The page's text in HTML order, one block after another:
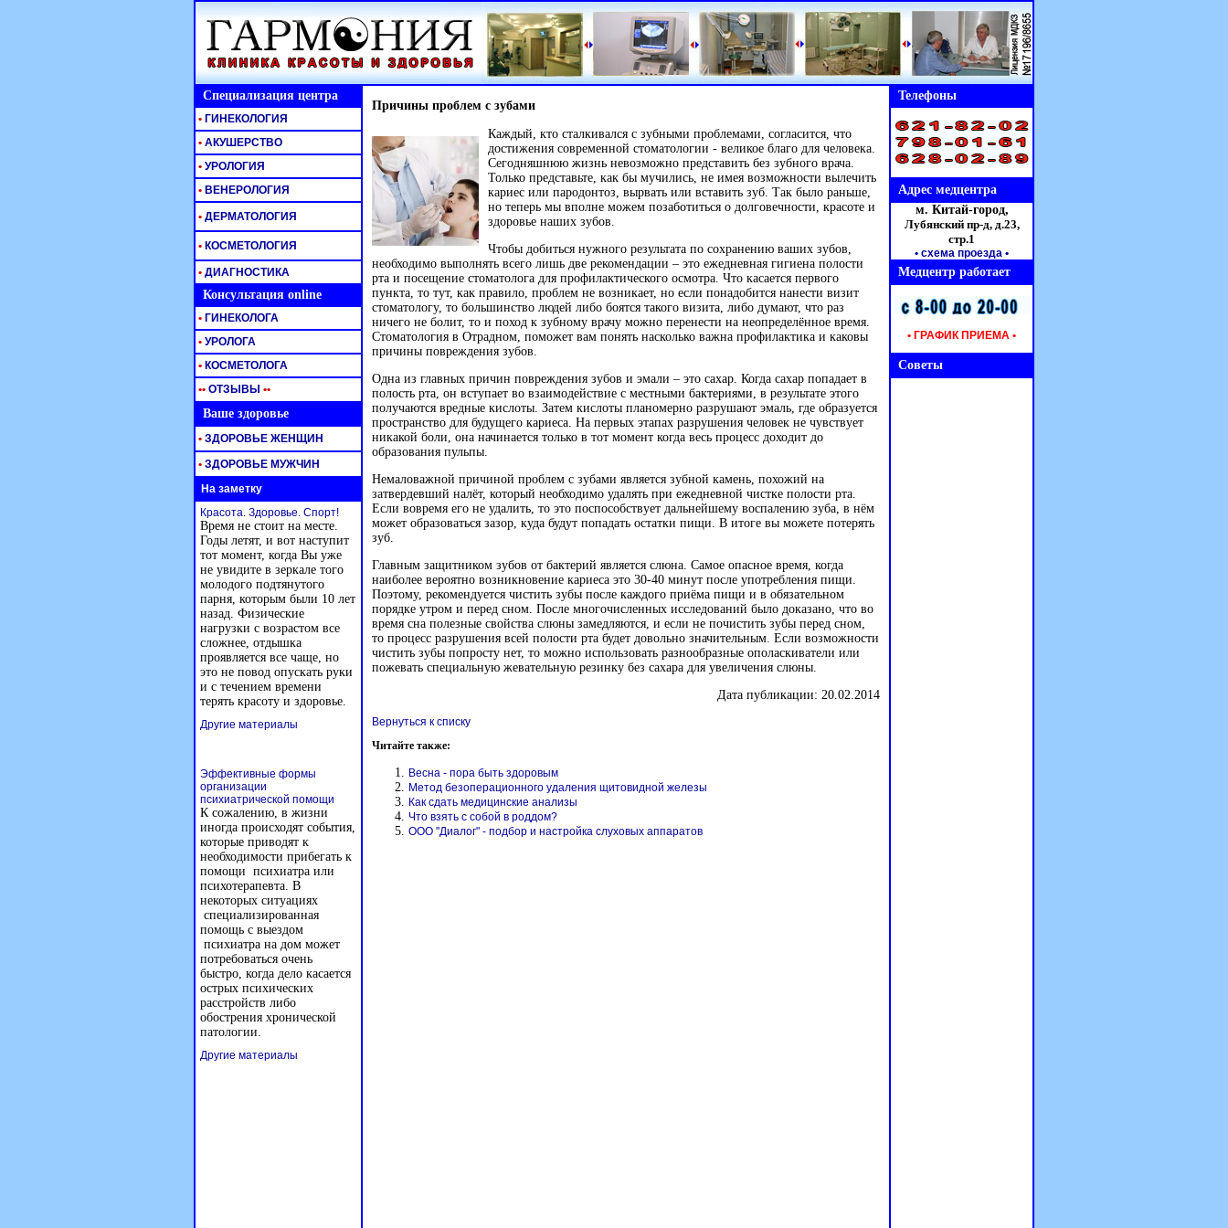
Специализация центра Причины проблем с зубами
Каждый, кто сталкивался с зубными проблемами, согласится, что
достижения современной стоматологии - великое благо для человека.
Сегодняшнюю жизнь невозможно представить без зубного врача.
Только представьте, как бы мучились, не имея возможности вылечить
кариес или пародонтоз, вырвать или вставить зуб. Так было раньше,
но теперь мы вполне можем позаботиться о долговечности, красоте и
здоровье наших зубов.
Чтобы добиться нужного результата по сохранению ваших зубов,
необходимо выполнять всего лишь две рекомендации – это ежедневная гигиена полости
рта и посещение стоматолога для профилактического осмотра. Что касается первого
пункта, то тут, как правило, проблем не возникает, но если понадобится нанести визит
стоматологу, то большинство людей либо боятся такого визита, либо думают, что раз
ничего не болит, то и поход к зубному врачу можно перенести на неопределённое время.
Стоматология в Отрадном, поможет вам понять насколько важна профилактика и каковы
причины повреждения зубов.
Одна из главных причин повреждения зубов и эмали – это сахар. Когда сахар попадает в
полость рта, он вступает во взаимодействие с местными бактериями, в результате этого
получаются вредные кислоты. Затем кислоты планомерно разрушают эмаль, где образуется
пространство для будущего кариеса. На первых этапах разрушения человек не чувствует
никакой боли, она начинается только в тот момент когда весь процесс доходит до
образования пульпы.
Немаловажной причиной проблем с зубами является зубной камень, похожий на
затвердевший налёт, который необходимо удалять при ежедневной чистке полости рта.
Если вовремя его не удалить, то это поспособствует дальнейшему воспалению зуба, в нём
может образоваться зазор, куда будут попадать остатки пищи. В итоге вы можете потерять
зуб.
Главным защитником зубов от бактерий является слюна. Самое опасное время, когда
наиболее вероятно возникновение кариеса это 30-40 минут после употребления пищи.
Поэтому, рекомендуется чистить зубы после каждого приёма пищи и в обязательном
порядке утром и перед сном. После многочисленных исследований было доказано, что во
время сна полезные свойства слюны замедляются, и если не почистить зубы перед сном,
то процесс разрушения всей полости рта будет довольно значительным. Если возможности
чистить зубы попросту нет, то можно использовать разнообразные ополаскиватели или
пожевать специальную жевательную резинку без сахара для увеличения слюны.
Дата публикации: 20.02.2014
Вернуться к списку
Читайте также:
Весна - пора быть здоровым
Метод безоперационного удаления щитовидной железы
Как сдать медицинские анализы
Что взять с собой в роддом?
ООО "Диалог" - подбор и настройка слуховых аппаратов
Телефоны
• ГИНЕКОЛОГИЯ
• АКУШЕРСТВО
• УРОЛОГИЯ
• ВЕНЕРОЛОГИЯ Адрес медцентра
• ДЕРМАТОЛОГИЯ
м. Китай-город,
Лубянский пр-д, д.23,
стр.1
• схема проезда •
• КОСМЕТОЛОГИЯ
• ДИАГНОСТИКА
Медцентр работает
Консультация online
• ГРАФИК ПРИЕМА •
• ГИНЕКОЛОГА
• УРОЛОГА
• КОСМЕТОЛОГА Советы
•• ОТЗЫВЫ ••
Ваше здоровье
• ЗДОРОВЬЕ ЖЕНЩИН
• ЗДОРОВЬЕ МУЖЧИН
На заметку
Красота. Здоровье. Спорт!
Время не стоит на месте.
Годы летят, и вот наступит
тот момент, когда Вы уже
не увидите в зеркале того
молодого подтянутого
парня, которым были 10 лет
назад. Физические
нагрузки с возрастом все
сложнее, отдышка
проявляется все чаще, но
это не повод опускать руки
и с течением времени
терять красоту и здоровье.
Другие материалы
Эффективные формы
организации
психиатрической помощи
К сожалению, в жизни
иногда происходят события,
которые приводят к
необходимости прибегать к
помощи психиатра или
психотерапевта. В
некоторых ситуациях
специализированная
помощь с выездом
психиатра на дом может
потребоваться очень
быстро, когда дело касается
острых психических
расстройств либо
обострения хронической
патологии.
Другие материалы